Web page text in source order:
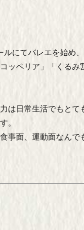
にてバレエを始め、
ッペリア」「くる
は日常生活でもと
。
事面、運動面なん